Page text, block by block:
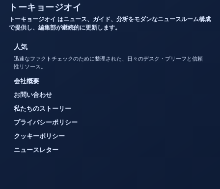
トーキョージオイ
トーキョージオイ はニュース、ガイド、分析をモダンなニュースルーム構成
で提供し、編集部が継続的に更新します。
人気
迅速なファクトチェックのために整理された、日々のデスク・ブリーフと信頼
性リソース。
会社概要
お問い合わせ
私たちのストーリー
プライバシーポリシー
クッキーポリシー
ニュースレター